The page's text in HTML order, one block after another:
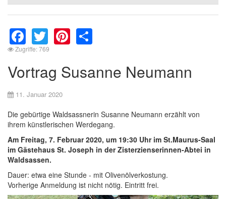
Facebook
TwitterPinterest
Zugriffe: 769
Vortrag Susanne Neumann
11. Januar 2020
Die gebürtige Waldsassnerin Susanne Neumann erzählt von
ihrem künstlerischen Werdegang.
Am Freitag, 7. Februar 2020, um 19:30 Uhr im St.Maurus-Saal
im Gästehaus St. Joseph in der Zisterzienserinnen-Abtei in
Waldsassen.
Dauer: etwa eine Stunde - mit Olivenölverkostung.
Vorherige Anmeldung ist nicht nötig. Eintritt frei.